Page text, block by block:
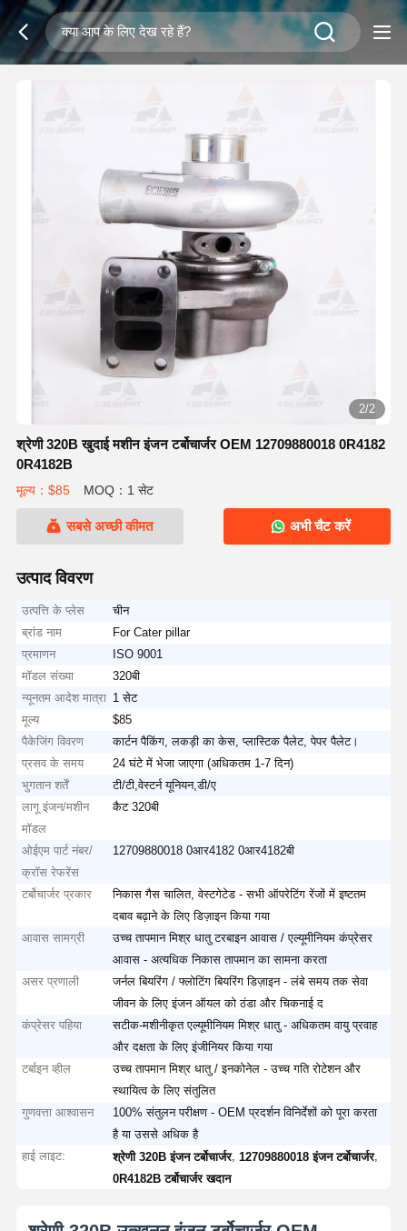
2/2
श्रेणी 320B खुदाई मशीन इंजन टर्बोचार्जर OEM 12709880018 0R4182
0R4182B
मूल्य：$85 MOQ：1 सेट
सबसे अच्छी कीमत अभी चैट करें
उत्पाद विवरण
उत्पत्ति के प्लेस
चीन
ब्रांड नाम
For Cater pillar
प्रमाणन
ISO 9001
मॉडल संख्या
320बी
न्यूनतम आदेश मात्रा 1 सेट
मूल्य
$85
पैकेजिंग विवरण
कार्टन पैकिंग, लकड़ी का केस, प्लास्टिक पैलेट, पेपर पैलेट।
प्रसव के समय
24 घंटे में भेजा जाएगा (अधिकतम 1-7 दिन)
भुगतान शर्तें
टी/टी,वेस्टर्न यूनियन,डी/ए
लागू इंजन/मशीन
मॉडल
कैट 320बी
ओईएम पार्ट नंबर/
क्रॉस रेफरेंस
12709880018 0आर4182 0आर4182बी
टर्बोचार्जर प्रकार
निकास गैस चालित, वेस्टगेटेड - सभी ऑपरेटिंग रेंजों में इष्टतम
दबाव बढ़ाने के लिए डिज़ाइन किया गया
आवास सामग्री
उच्च तापमान मिश्र धातु टरबाइन आवास / एल्यूमीनियम कंप्रेसर
आवास - अत्यधिक निकास तापमान का सामना करता
असर प्रणाली
जर्नल बियरिंग / फ्लोटिंग बियरिंग डिज़ाइन - लंबे समय तक सेवा
जीवन के लिए इंजन ऑयल को ठंडा और चिकनाई द
कंप्रेसर पहिया
सटीक-मशीनीकृत एल्यूमीनियम मिश्र धातु - अधिकतम वायु प्रवाह
और दक्षता के लिए इंजीनियर किया गया
टर्बाइन व्हील
उच्च तापमान मिश्र धातु / इनकोनेल - उच्च गति रोटेशन और
स्थायित्व के लिए संतुलित
गुणवत्ता आश्वासन
100% संतुलन परीक्षण - OEM प्रदर्शन विनिर्देशों को पूरा करता
है या उससे अधिक है
हाई लाइट:
श्रेणी 320B इंजन टर्बोचार्जर,12709880018 इंजन टर्बोचार्जर,
0R4182B टर्बोचार्जर खदान